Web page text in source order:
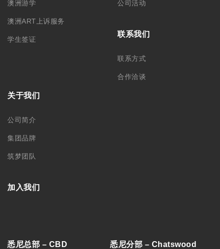
澳洲游学
澳洲ART上诉服务
学生签证
公司活动
联系我们
联系方式
合作洽谈
关于我们
公司简介
集团品牌
筑梦团队
加入我们
悉尼总部 – CBD 悉尼分部 – Chatswood